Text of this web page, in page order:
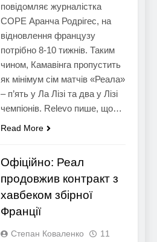
повідомляє журналістка
COPE Аранча Родрігес, на
відновлення французу
потрібно 8-10 тижнів. Таким
чином, Камавінга пропустить
як мінімум сім матчів «Реала»
– п’ять у Ла Лізі та два у Лізі
чемпіонів. Relevo пише, що…
Read More
Офіційно: Реал
продовжив контракт з
хавбеком збірної
Франції
Степан Коваленко
11